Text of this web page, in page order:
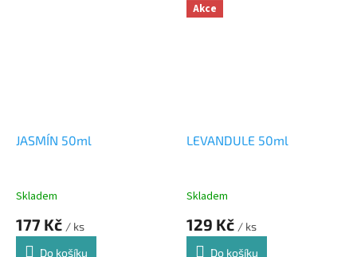
JASMÍN 50ml
Skladem
177 Kč / ks
Do košíku
Akce
LEVANDULE 50ml
Skladem
129 Kč / ks
Do košíku